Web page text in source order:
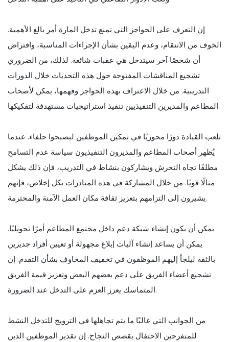
إن التعرف على الحواجز التي تمنع تدخل المارة أمر بالغ الأهمية.
الخوف من الانتقام، وعدم اليقين بشأن الإجراءات المناسبة، وافتراض
أن شخصًا آخر سيتدخل هي عقبات شائعة. لذلك، من الضروري
تشجيع المناقشات المفتوحة حول هذه التحديات خلال الدورات
التدريبية. من خلال الاعتراف بهذه الحواجز وفهمها، يمكن لأصحاب
المطاعم والمديرين التنفيذيين تنفيذ استراتيجيات مستهدفة لتفكيكها.
تلعب القيادة دورًا محوريًا في تمكين الموظفين ليصبحوا حلفاء. عندما
يُظهر أصحاب المطاعم والمديرون التنفيذيون سياسة عدم التسامح
مطلقًا تجاه التحرش ويشاركون بنشاط في التدريب، فإن ذلك يشكل
مثالًا قويًا. من خلال المشاركة في هذه المبادرات بكل إخلاص، فإنهم
يشيرون إلى التزامهم بتعزيز ثقافة مكان العمل الآمنة والمحترمة.
يمكن أن يكون إنشاء شبكة دعم داخل مجتمع المطاعم أمرًا تحويليًا.
يمكن أن يساعد إنشاء آليات إبلاغ مجهولة أو تعيين أفراد جديرين
بالثقة ليلجأ إليهم الموظفون في تخفيف المخاوف بشأن التقدم. إن
تشجيع أعضاء الفريق على دعم بعضهم البعض وتعزيز قيمة الفريق
المتماسك يعزز العزم على التدخل عند الضرورة.
من الجوانب التي غالبًا ما يتم تجاهلها في الترويج للتدخل النشط
للمتفرجين الاحتفال بقصص النجاح. إن تقدير الموظفين الذين